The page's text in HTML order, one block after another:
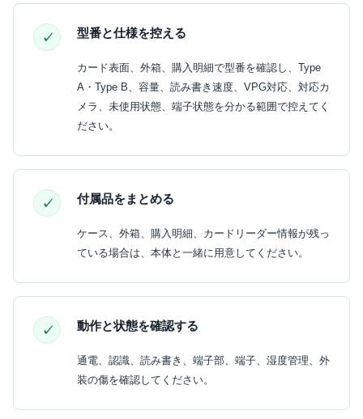
型番と仕様を控える
カード表面、外箱、購入明細で型番を確認し、Type
A・Type B、容量、読み書き速度、VPG対応、対応カ
メラ、未使用状態、端子状態を分かる範囲で控えてく
ださい。
付属品をまとめる
ケース、外箱、購入明細、カードリーダー情報が残っ
ている場合は、本体と一緒に用意してください。
動作と状態を確認する
通電、認識、読み書き、端子部、端子、湿度管理、外
装の傷を確認してください。